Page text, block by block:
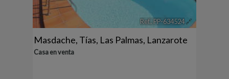
Ref.. PP-634524🔗
Masdache, Tías, Las Palmas, Lanzarote
Casa en venta